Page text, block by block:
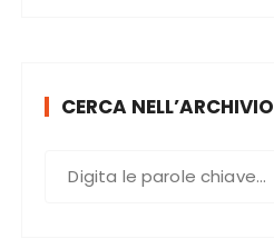
CERCA NELL’ARCHIVIO